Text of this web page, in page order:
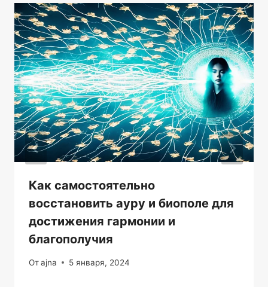
Как самостоятельно
восстановить ауру и биополе для
достижения гармонии и
благополучия
Отajna 5 января, 2024